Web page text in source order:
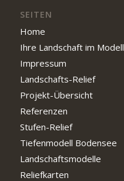
SEITEN
Home
Ihre Landschaft im Modell
Impressum
Landschafts-Relief
Projekt-Übersicht
Referenzen
Stufen-Relief
Tiefenmodell Bodensee
Landschaftsmodelle
Reliefkarten